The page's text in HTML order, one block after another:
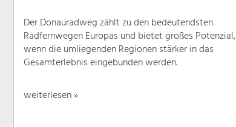
Der Donauradweg zählt zu den bedeutendsten
Radfernwegen Europas und bietet großes Potenzial,
wenn die umliegenden Regionen stärker in das
Gesamterlebnis eingebunden werden.
weiterlesen »